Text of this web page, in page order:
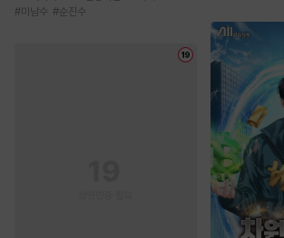
#미남수 #순진수